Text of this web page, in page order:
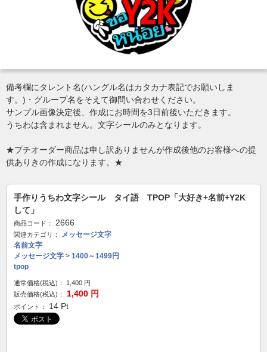
備考欄にタレント名(ハングル名はカタカナ表記でお願いしま
す。)・グループ名をそえて御問い合わせください。
サンプル画像決定後、作成にお時間を3日前後いただきます。
うちわは含まれません。文字シールのみとなります。
★プチオーダー商品は申し訳ありませんが作成後他のお客様への提
供ありきの作成になります。★
手作りうちわ文字シール タイ語 TPOP「大好き+名前+Y2K
して」
商品コード： 2666
関連カテゴリ：
メッセージ文字
名前文字
メッセージ文字 > 1400～1499円
tpop
通常価格(税込)： 1,400 円
販売価格(税込)：
1,400 円
ポイント： 14 Pt